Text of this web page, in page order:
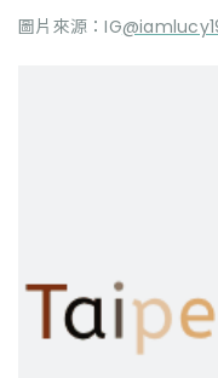
圖片來源：IG